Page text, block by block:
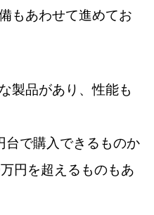
もあわせて進めてお
製品があり、性能も
台で購入できるものか
円を超えるものもあ